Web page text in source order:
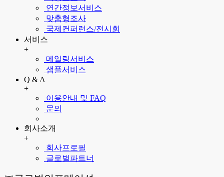
연간정보서비스
맞춤형조사
국제컨퍼런스/전시회
서비스
+
메일링서비스
샘플서비스
Q & A
+
이용안내 및 FAQ
문의
회사소개
+
회사프로필
글로벌파트너